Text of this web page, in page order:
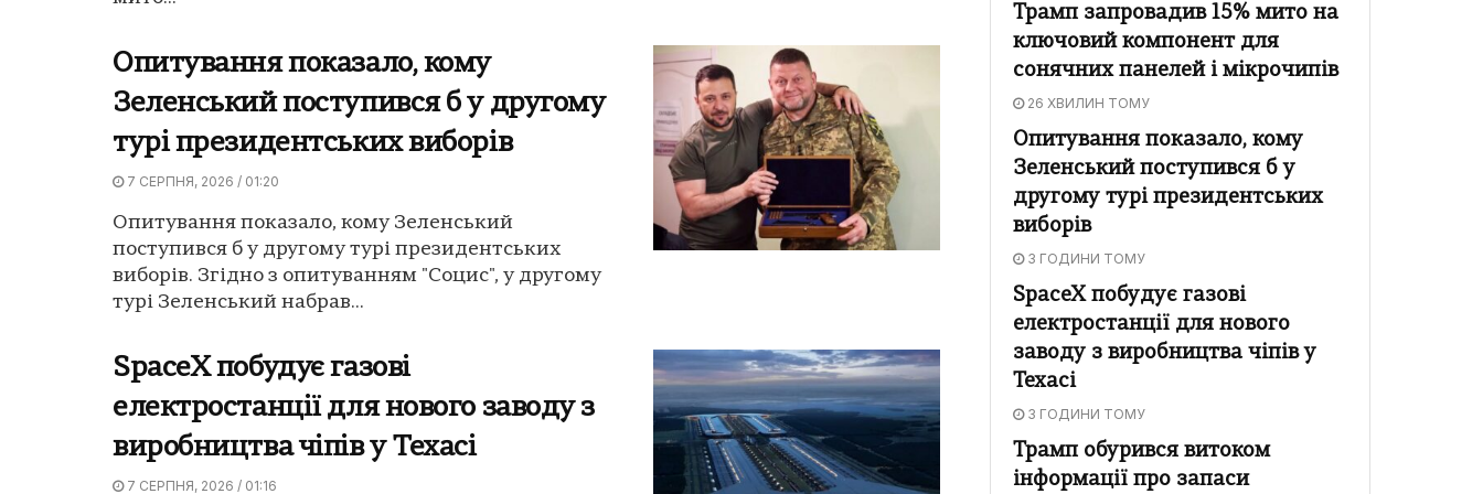
Опитування показало, кому
Зеленський поступився б у другому
турі президентських виборів
7 СЕРПНЯ, 2026 / 01:20
Опитування показало, кому Зеленський
поступився б у другому турі президентських
виборів. Згідно з опитуванням "Социс", у другому
турі Зеленський набрав...
SpaceX побудує газові
електростанції для нового заводу з
виробництва чіпів у Техасі
7 СЕРПНЯ, 2026 / 01:16
Трамп запровадив 15% мито на
ключовий компонент для
сонячних панелей і мікрочипів
26 ХВИЛИН ТОМУ
Опитування показало, кому
Зеленський поступився б у
другому турі президентських
виборів
3 ГОДИНИ ТОМУ
SpaceX побудує газові
електростанції для нового
заводу з виробництва чіпів у
Техасі
3 ГОДИНИ ТОМУ
Трамп обурився витоком
інформації про запаси